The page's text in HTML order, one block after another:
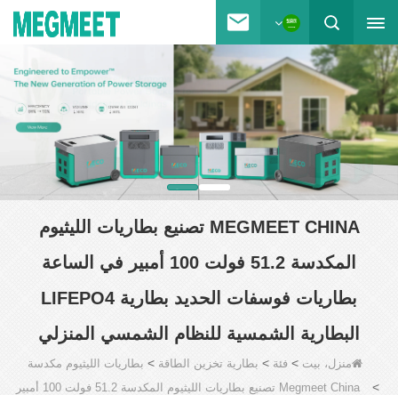
MEGMEET CHINA تصنيع بطاريات الليثيوم
المكدسة 51.2 فولت 100 أمبير في الساعة
بطاريات فوسفات الحديد بطارية LIFEPO4
البطارية الشمسية للنظام الشمسي المنزلي
منزل، بيت >فئة > بطارية تخزين الطاقة > بطاريات الليثيوم مكدسة
>
Megmeet China تصنيع بطاريات الليثيوم المكدسة 51.2 فولت 100 أمبير